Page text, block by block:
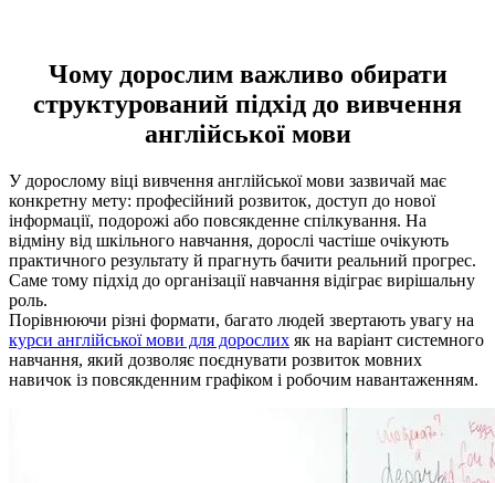
Чому дорослим важливо обирати
структурований підхід до вивчення
англійської мови
У дорослому віці вивчення англійської мови зазвичай має
конкретну мету: професійний розвиток, доступ до нової
інформації, подорожі або повсякденне спілкування. На
відміну від шкільного навчання, дорослі частіше очікують
практичного результату й прагнуть бачити реальний прогрес.
Саме тому підхід до організації навчання відіграє вирішальну
роль.
Порівнюючи різні формати, багато людей звертають увагу на
курси англійської мови для дорослих як на варіант системного
навчання, який дозволяє поєднувати розвиток мовних
навичок із повсякденним графіком і робочим навантаженням.